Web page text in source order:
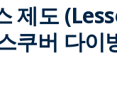
제도
쿠버 다이